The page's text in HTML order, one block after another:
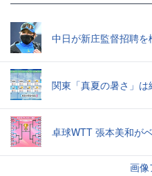
中日が新庄監督招聘を
関東「真夏の暑さ」は
卓球WTT 張本美和が
画像